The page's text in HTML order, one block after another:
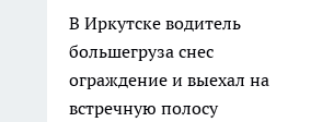
В Иркутске водитель
большегруза снес
ограждение и выехал на
встречную полосу